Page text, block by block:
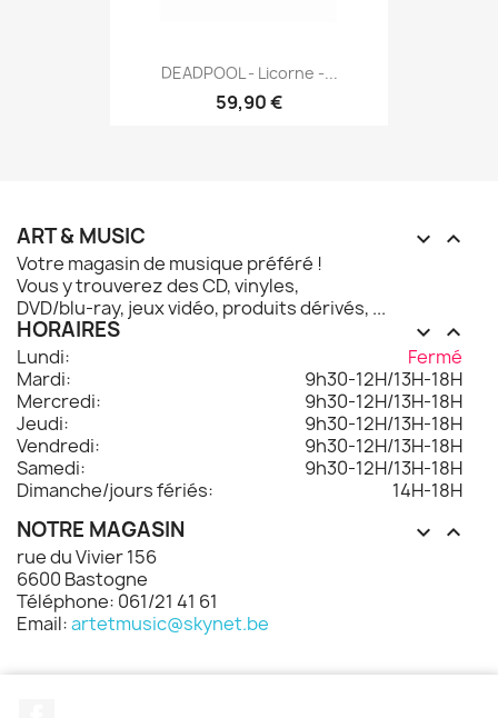
DEADPOOL - Licorne -...
59,90 €
ART & MUSIC  
Votre magasin de musique préféré !
Vous y trouverez des CD, vinyles,
DVD/blu-ray, jeux vidéo, produits dérivés, ...
HORAIRES  
Lundi:
Fermé
Mardi:
9h30-12H/13H-18H
Mercredi:
9h30-12H/13H-18H
Jeudi:
9h30-12H/13H-18H
Vendredi:
9h30-12H/13H-18H
Samedi:
9h30-12H/13H-18H
Dimanche/jours fériés:
14H-18H
NOTRE MAGASIN  
rue du Vivier 156
6600 Bastogne
Téléphone: 061/21 41 61
Email:artetmusic@skynet.be